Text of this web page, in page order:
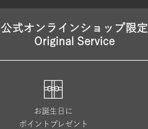
公式オンラインショップ限定
Original Service
お誕生日に
ポイントプレゼント